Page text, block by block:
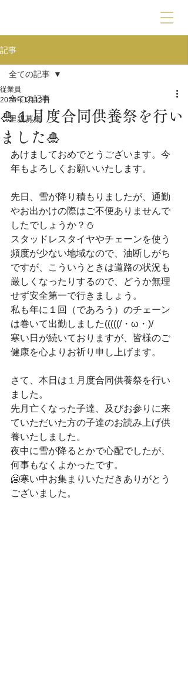
記事
全ての記事
里親募集
全ての記事
🎍１月度合同供養祭を行い
ました🎍
従業員
2025年1月12日
あけましておめでとうございます。今
年もよろしくお願いいたします。
先日、雪が降り積もりましたが、通勤
やお出かけの際はご不便ありませんで
したでしょうか？⛄
スタッドレスタイヤやチェーンを使う
頻度が少ない地域なので、油断しがち
ですが、こういうときは道路の状況も
厳しくなったりするので、どうか無理
せず安全第一で行きましょう。
私も年に１回（であろう）のチェーン
は巻いて出勤しました(((((/・ω・)/
寒い日が続いておりますが、皆様のご
健康を心よりお祈り申し上げます。
さて、本日は１月度合同供養祭を行い
ました。
先月亡くなった子達、及びお参りに来
ていただいた方の子達のお読み上げ供
養いたしました。
夜中に雪が降るとかで心配でしたが、
何事もなくよかったです。
🥶寒い中お集まりいただきありがとう
ございました。